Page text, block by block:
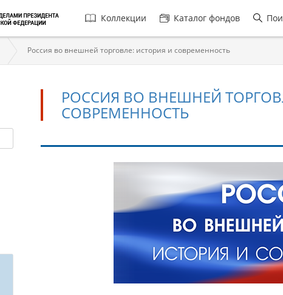
Главная
навигация
Коллекции Каталог фондов
Россия во внешней торговле: история и современность
РОССИЯ ВО ВНЕШНЕЙ
СОВРЕМЕННОСТЬ
современность